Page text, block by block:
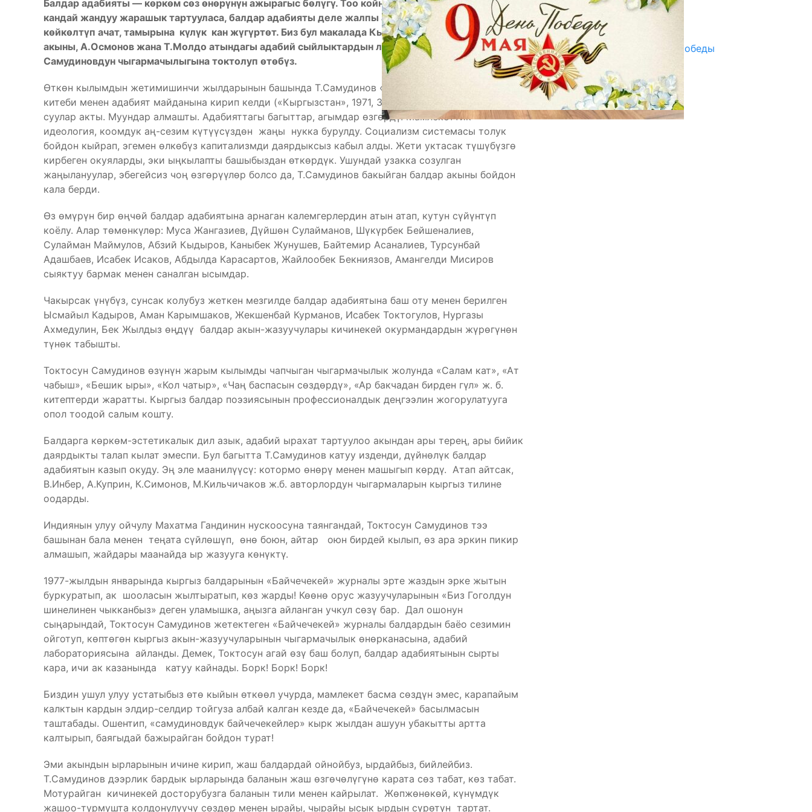
Балдар адабияты — көркөм сөз өнөрүнүн ажырагыс бөлүгү. Тоо койнуна мөлтүр кашка булак
кандай жандуу жарашык тартууласа, балдар адабияты деле жалпы адабий турмуштун көркүн
көйкөлтүп ачат, тамырына күлүк кан жүгүртөт. Биз бул макалада Кыргыз Республикасынын Эл
акыны, А.Осмонов жана Т.Молдо атындагы адабий сыйлыктардын лауреаты Токтосун
Самудиновдун чыгармачылыгына токтолуп өтөбүз.
Өткөн кылымдын жетимишинчи жылдарынын башында Т.Самудинов «Тоолор гана көрүшпөйт» ыр
китеби менен адабият майданына кирип келди («Кыргызстан», 1971, 34 б). Ошондон бери далай
суулар акты. Муундар алмашты. Адабияттагы багыттар, агымдар өзгөрдү. Мамлекеттик
идеология, коомдук аң-сезим күтүүсүздөн жаңы нукка бурулду. Социализм системасы толук
бойдон кыйрап, эгемен өлкөбүз капитализмди даярдыксыз кабыл алды. Жети уктасак түшүбүзгө
кирбеген окуяларды, эки ыңкылапты башыбыздан өткөрдүк. Ушундай узакка созулган
жаңылануулар, эбегейсиз чоң өзгөрүүлөр болсо да, Т.Самудинов бакыйган балдар акыны бойдон
кала берди.
Өз өмүрүн бир өңчөй балдар адабиятына арнаган калемгерлердин атын атап, кутун сүйүнтүп
коёлу. Алар төмөнкүлөр: Муса Жангазиев, Дүйшөн Сулайманов, Шүкүрбек Бейшеналиев,
Сулайман Маймулов, Абзий Кыдыров, Каныбек Жунушев, Байтемир Асаналиев, Турсунбай
Адашбаев, Исабек Исаков, Абдылда Карасартов, Жайлообек Бекниязов, Амангелди Мисиров
сыяктуу бармак менен саналган ысымдар.
Чакырсак үнүбүз, сунсак колубуз жеткен мезгилде балдар адабиятына баш оту менен берилген
Ысмайыл Кадыров, Аман Карымшаков, Жекшенбай Курманов, Исабек Токтогулов, Нургазы
Ахмедулин, Бек Жылдыз өңдүү балдар акын-жазуучулары кичинекей окурмандардын жүрөгүнөн
түнөк табышты.
Токтосун Самудинов өзүнүн жарым кылымды чапчыган чыгармачылык жолунда «Салам кат», «Ат
чабыш», «Бешик ыры», «Кол чатыр», «Чаң баспасын сөздөрдү», «Ар бакчадан бирден гүл» ж. б.
китептерди жаратты. Кыргыз балдар поэзиясынын профессионалдык деңгээлин жогорулатууга
опол тоодой салым кошту.
Балдарга көркөм-эстетикалык дил азык, адабий ырахат тартуулоо акындан ары терең, ары бийик
даярдыкты талап кылат эмеспи. Бул багытта Т.Самудинов катуу изденди, дүйнөлүк балдар
адабиятын казып окуду. Эң эле маанилүүсү: котормо өнөрү менен машыгып көрдү. Атап айтсак,
В.Инбер, А.Куприн, К.Симонов, М.Кильчичаков ж.б. авторлордун чыгармаларын кыргыз тилине
оодарды.
Индиянын улуу ойчулу Махатма Гандинин нускоосуна таянгандай, Токтосун Самудинов тээ
башынан бала менен теңата сүйлөшүп, өнө боюн, айтар оюн бирдей кылып, өз ара эркин пикир
алмашып, жайдары маанайда ыр жазууга көнүктү.
1977-жылдын январында кыргыз балдарынын «Байчечекей» журналы эрте жаздын эрке жытын
буркуратып, ак шооласын жылтыратып, көз жарды! Көөнө орус жазуучуларынын «Биз Гоголдун
шинелинен чыкканбыз» деген уламышка, аңызга айланган учкул сөзү бар. Дал ошонун
сыңарындай, Токтосун Самудинов жетектеген «Байчечекей» журналы балдардын баёо сезимин
ойготуп, көптөгөн кыргыз акын-жазуучуларынын чыгармачылык өнөрканасына, адабий
лабораториясына айланды. Демек, Токтосун агай өзү баш болуп, балдар адабиятынын сырты
кара, ичи ак казанында катуу кайнады. Борк! Борк! Борк!
Биздин ушул улуу устатыбыз өтө кыйын өткөөл учурда, мамлекет басма сөздүн эмес, карапайым
калктын кардын элдир-селдир тойгуза албай калган кезде да, «Байчечекей» басылмасын
таштабады. Ошентип, «самудиновдук байчечекейлер» кырк жылдан ашуун убакытты артта
калтырып, баягыдай бажырайган бойдон турат!
Эми акындын ырларынын ичине кирип, жаш балдардай ойнойбуз, ырдайбыз, бийлейбиз.
Т.Самудинов дээрлик бардык ырларында баланын жаш өзгөчөлүгүнө карата сөз табат, көз табат.
Мотурайган кичинекей досторубузга баланын тили менен кайрылат. Жөпжөнөкөй, күнүмдүк
жашоо-турмушта колдонулуучу сөздөр менен ырайы, чырайы ысык ырдын сүрөтүн тартат.
Улуу Жеңиштин жандуу сөзү
29.04.2025
Награды в преддверии Дня Победы
29.04.2025